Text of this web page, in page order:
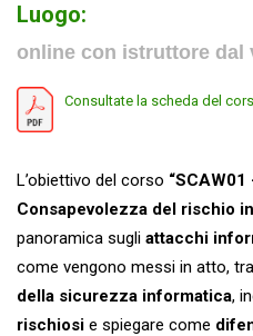
Luogo:
online con istruttore dal
Consultate la scheda del
L’obiettivo del corso
Consapevolezza del rischio
panoramica sugli attacchi
come vengono messi in atto,
della sicurezza informatica,
rischiosi e spiegare come